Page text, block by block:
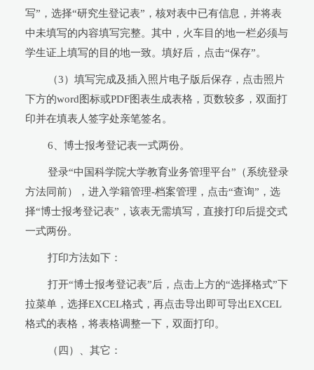
写”，选择“研究生登记表”，核对表中已有信息，并将表
中未填写的内容填写完整。其中，火车目的地一栏必须与
学生证上填写的目的地一致。填好后，点击“保存”。
（3）填写完成及插入照片电子版后保存，点击照片
下方的word图标或PDF图表生成表格，页数较多，双面打
印并在填表人签字处亲笔签名。
6、博士报考登记表一式两份。
登录“中国科学院大学教育业务管理平台”（系统登录
方法同前），进入学籍管理-档案管理，点击“查询”，选
择“博士报考登记表”，该表无需填写，直接打印后提交式
一式两份。
打印方法如下：
打开“博士报考登记表”后，点击上方的“选择格式”下
拉菜单，选择EXCEL格式，再点击导出即可导出EXCEL
格式的表格，将表格调整一下，双面打印。
（四）、其它：